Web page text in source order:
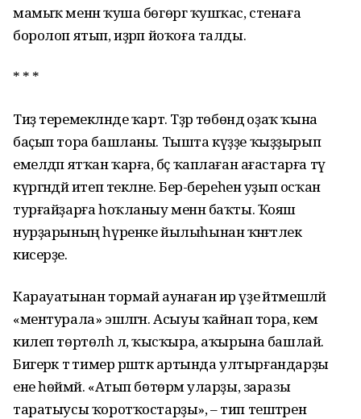
мамыҡ менән ҡуша бөгөргә ҡушҡас, стенаға
боролоп ятып, иҙрәп йоҡоға талды.
* * *
Тиҙ теремекләнде ҡарт. Тәҙрә төбөндә оҙаҡ ҡына
баҫып тора башланы. Тышта күҙҙе ҡыҙҙырып
емелдәп ятҡан ҡарға, бәҫ ҡаплаған ағастарға тәү
күргәндәй итеп текләне. Бер-береһен уҙып осҡан
турғайҙарға һоҡланыу менән баҡты. Ҡояш
нурҙарының һүренке йылыһынан ҡәнәғәтлек
кисерҙе.
Карауатынан тормай аунаған ир үҙе әйтмешләй
«ментурала» эшләгән. Асыуы ҡайнап тора, кем
килеп төртөлһә лә, ҡысҡыра, аҡырына башлай.
Бигерәк тә тимер рәшәткә артында ултырғандарҙы
ене һөймәй. «Атып бөтөрәм уларҙы, заразы
таратыусы ҡоротҡостарҙы», – тип тештәрен